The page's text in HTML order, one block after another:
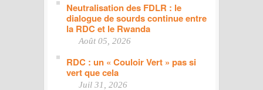
Neutralisation des FDLR : le
dialogue de sourds continue entre
la RDC et le Rwanda
Août 05, 2026
RDC : un « Couloir Vert » pas si
vert que cela
Juil 31, 2026